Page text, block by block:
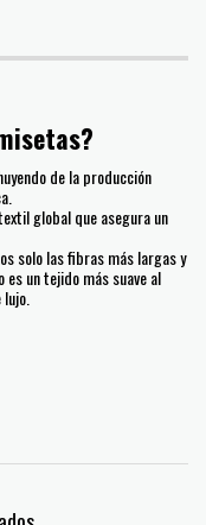
de la producción
global que asegura un
solo las fibras más largas y
un tejido más suave al